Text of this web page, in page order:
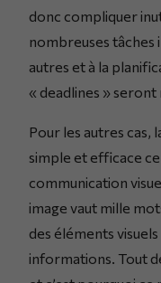
donc compliquer
nombreuses tâches
autres et à la
« deadlines » seront
Pour les autres cas,
simple et efficace
communication
image vaut mille
des éléments
informations. Tout